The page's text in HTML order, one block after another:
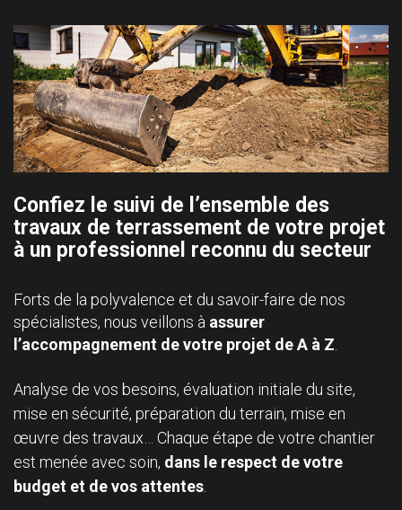
Confiez le suivi de l’ensemble des
travaux de terrassement de votre projet
à un professionnel reconnu du secteur
Forts de la polyvalence et du savoir-faire de nos
spécialistes, nous veillons à assurer
l’accompagnement de votre projet de A à Z
Analyse de vos besoins, évaluation initiale du site,
mise en sécurité, préparation du terrain, mise en
œuvre des travaux… Chaque étape de votre chantier
est menée avec soin, dans le respect de votre
budget et de vos attentes